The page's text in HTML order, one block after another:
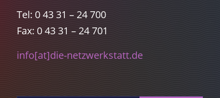
Tel: 0 43 31 – 24 700
Fax: 0 43 31 – 24 701
info[at]die-netzwerkstatt.de